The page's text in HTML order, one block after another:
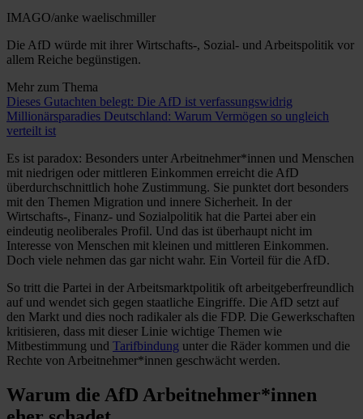
IMAGO/anke waelischmiller
Die AfD würde mit ihrer Wirtschafts-, Sozial- und Arbeitspolitik vor
allem Reiche begünstigen.
Mehr zum Thema
Dieses Gutachten belegt: Die AfD ist verfassungswidrig
Millionärsparadies Deutschland: Warum Vermögen so ungleich
verteilt ist
Es ist paradox: Besonders unter Arbeitnehmer*innen und Menschen
mit niedrigen oder mittleren Einkommen erreicht die AfD
überdurchschnittlich hohe Zustimmung. Sie punktet dort besonders
mit den Themen Migration und innere Sicherheit. In der
Wirtschafts-, Finanz- und Sozialpolitik hat die Partei aber ein
eindeutig neoliberales Profil. Und das ist überhaupt nicht im
Interesse von Menschen mit kleinen und mittleren Einkommen.
Doch viele nehmen das gar nicht wahr. Ein Vorteil für die AfD.
So tritt die Partei in der Arbeitsmarktpolitik oft arbeitgeberfreundlich
auf und wendet sich gegen staatliche Eingriffe. Die AfD setzt auf
den Markt und dies noch radikaler als die FDP. Die Gewerkschaften
kritisieren, dass mit dieser Linie wichtige Themen wie
Mitbestimmung und Tarifbindung unter die Räder kommen und die
Rechte von Arbeitnehmer*innen geschwächt werden.
Warum die AfD Arbeitnehmer*innen